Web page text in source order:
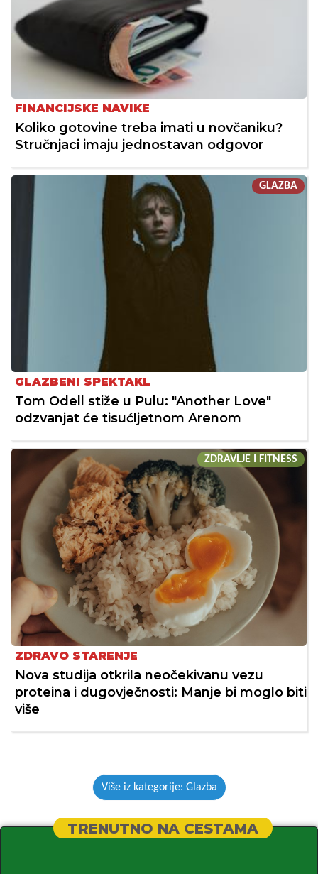
FINANCIJSKE NAVIKE
Koliko gotovine treba imati u novčaniku?
Stručnjaci imaju jednostavan odgovor
GLAZBA
GLAZBENI SPEKTAKL
Tom Odell stiže u Pulu: "Another Love"
odzvanjat će tisućljetnom Arenom
ZDRAVLJE I FITNESS
ZDRAVO STARENJE
Nova studija otkrila neočekivanu vezu
proteina i dugovječnosti: Manje bi moglo biti
više
Više iz kategorije: Glazba
TRENUTNO NA CESTAMA